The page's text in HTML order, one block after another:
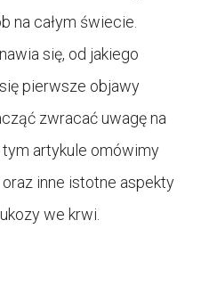
na całym świecie.
się, od jakiego
pierwsze objawy
zwracać uwagę na
artykule omówimy
oraz inne istotne aspekty
we krwi.